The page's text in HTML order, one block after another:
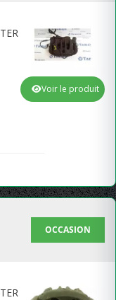
Voir le produit
OCCASION